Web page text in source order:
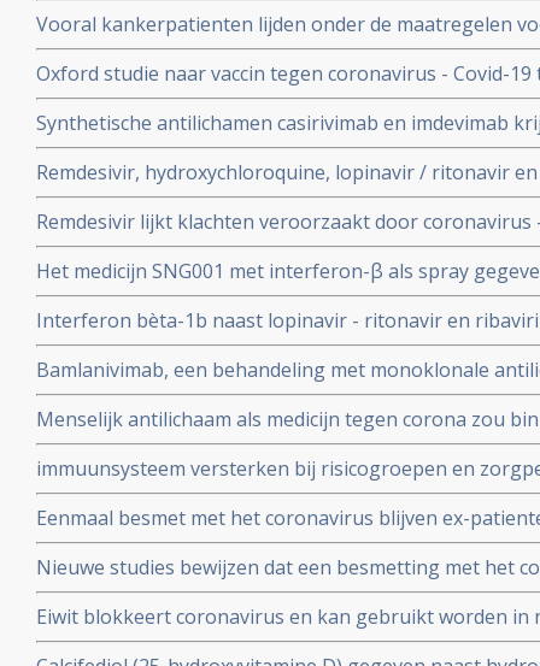
Vooral kankerpatienten lijden onder de maatregelen
omdat hun behandelingen en diagnoses te lang
Oxford studie naar vaccin tegen coronavirus - Covid-
immuunrespons bij ouderen (55+), de groep met het
Synthetische antilichamen casirivimab en imdevimab
authorization (EUA) voor gebruik bij patienten besmet
met milde klachten
Remdesivir, hydroxychloroquine, lopinavir / ritonavir
geen effect als behandeling van patienten
coronabesmetting.
Remdesivir lijkt klachten veroorzaakt door coronavirus
maar is weinig bewijs voor.
Het medicijn SNG001 met interferon-β als spray
bij patienten besmet met het coronavirus - Covid-19
ziekenhuis.
Interferon bèta-1b naast lopinavir - ritonavir en
behandeling van patiënten met COVID-19 dan
Interferon bèta-1b
Bamlanivimab, een behandeling met monoklonale
met het coronavirus - Covid-19 krijgt toestemming van
uitstekende resultaten.
Menselijk antilichaam als medicijn tegen corona zou
kunnen leveren volgens onderzoekers van Erasmus MC
immuunsysteem versterken bij risicogroepen en
wachten op vaccin, aldus Immunoloog dr. Carla Peeters
Eenmaal besmet met het coronavirus blijven ex-
studie. Immuniteit voor Covid-19-infectie blijft
waarschijnlijk langer dan dat.
Nieuwe studies bewijzen dat een besmetting met het
langdurige immuniteit geeft door IgM en IgA
immuunsysteem
Eiwit blokkeert coronavirus en kan gebruikt worden in
mondkapje zou dan niet meer nodig zijn.